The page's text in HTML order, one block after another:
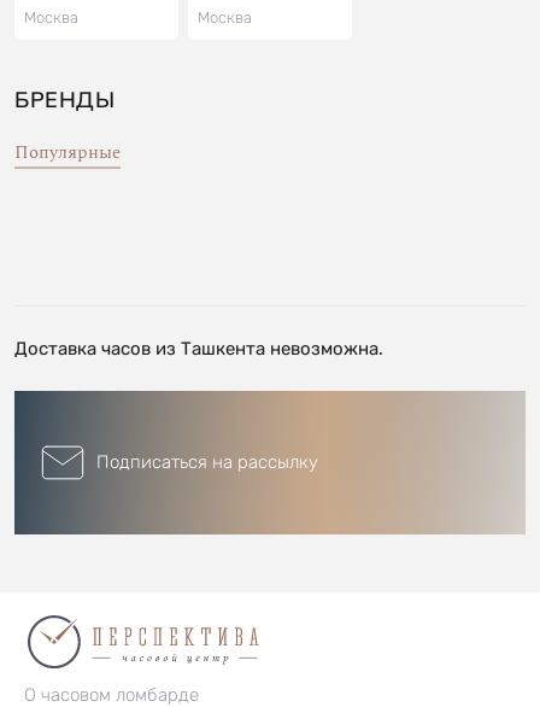
Москва Москва
БРЕНДЫ
Популярные
Доставка часов из Ташкента невозможна.
Подписаться на рассылку
О часовом ломбарде